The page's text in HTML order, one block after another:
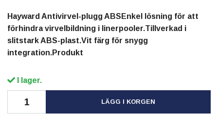
Hayward Antivirvel-plugg ABSEnkel lösning för att
förhindra virvelbildning i linerpooler.Tillverkad i
slitstark ABS-plast.Vit färg för snygg
integration.Produkt
I lager.
LÄGG I KORGEN